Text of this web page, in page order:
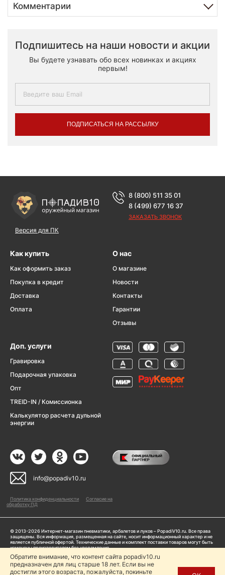
Комментарии
Подпишитесь на наши новости и акции
Вы будете узнавать обо всех новинках и акциях
первым!
ПОДПИСАТЬСЯ НА РАССЫЛКУ
Версия для ПК
8 (800) 511 35 01
8 (499) 677 16 37
ЗАКАЗАТЬ ЗВОНОК
Как купить
Как оформить заказ
Покупка в кредит
Доставка
Оплата
О нас
О магазине
Новости
Контакты
Гарантии
Отзывы
Доп. услуги
Гравировка
Подарочная упаковка
Опт
TREID-IN / Комиссионка
Калькулятор расчета дульной
энергии
info@popadiv10.ru
Политика конфиденциальности
Согласие на
обработку ПД
© 2013-2026 Интернет-магазин пневматики, арбалетов и луков – PopadiV10.ru. Все права
защищены. Вся информация, размещенная на сайте, носит информационный характер и не
является публичной офертой. Технические данные и комплект поставки товаров могут быть
изменены производителем без уведомления
Пользуясь сайтом Popadiv10.ru, пользователь автоматически соглашается с условиями,
прописанными в
Политике конфиденциальности
Обратите внимание, что контент сайта popadiv10.ru
предназначен для лиц старше 18 лет. Если вы не
достигли этого возраста, пожалуйста, покиньте